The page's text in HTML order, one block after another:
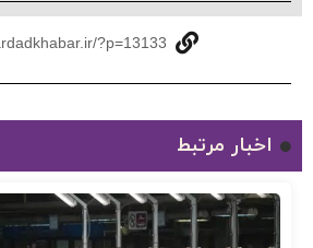
pardadkhabar.ir/?p=13133
اخبار مرتبط